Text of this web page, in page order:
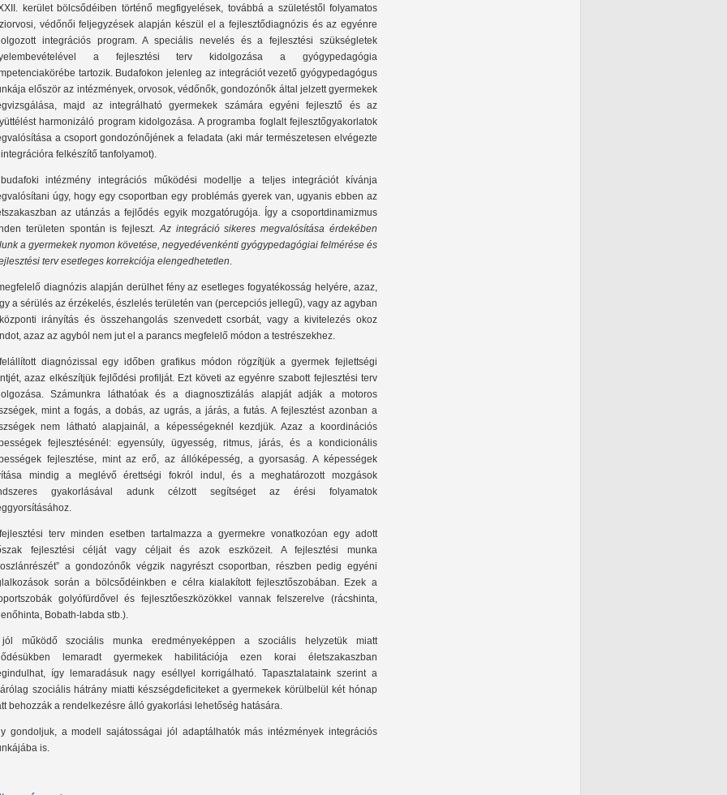
kerület bölcsődéiben történő megfigyelések, továbbá a születéstől folyamatos
védőnői feljegyzések alapján készül el a fejlesztődiagnózis és az egyénre
integrációs program. A speciális nevelés és a fejlesztési szükségletek
a fejlesztési terv kidolgozása a gyógypedagógia
tartozik. Budafokon jelenleg az integrációt vezető gyógypedagógus
először az intézmények, orvosok, védőnők, gondozónők által jelzett gyermekek
majd az integrálható gyermekek számára egyéni fejlesztő és az
harmonizáló program kidolgozása. A programba foglalt fejlesztőgyakorlatok
a csoport gondozónőjének a feladata (aki már természetesen elvégezte
felkészítő tanfolyamot).
intézmény integrációs működési modellje a teljes integrációt kívánja
úgy, hogy egy csoportban egy problémás gyerek van, ugyanis ebben az
az utánzás a fejlődés egyik mozgatórugója. Így a csoportdinamizmus
területen spontán is fejleszt. Az integráció sikeres megvalósítása érdekében
a gyermekek nyomon követése, negyedévenkénti gyógypedagógiai felmérése és
terv esetleges korrekciója elengedhetetlen
diagnózis alapján derülhet fény az esetleges fogyatékosság helyére, azaz,
a sérülés az érzékelés, észlelés területén van (percepciós jellegű), vagy az agyban
irányítás és összehangolás szenvedett csorbát, vagy a kivitelezés okoz
azaz az agyból nem jut el a parancs megfelelő módon a testrészekhez.
diagnózissal egy időben grafikus módon rögzítjük a gyermek fejlettségi
azaz elkészítjük fejlődési profilját. Ezt követi az egyénre szabott fejlesztési terv
Számunkra láthatóak és a diagnosztizálás alapját adják a motoros
mint a fogás, a dobás, az ugrás, a járás, a futás. A fejlesztést azonban a
nem látható alapjainál, a képességeknél kezdjük. Azaz a koordinációs
fejlesztésénél: egyensúly, ügyesség, ritmus, járás, és a kondicionális
fejlesztése, mint az erő, az állóképesség, a gyorsaság. A képességek
mindig a meglévő érettségi fokról indul, és a meghatározott mozgások
gyakorlásával adunk célzott segítséget az érési folyamatok
terv minden esetben tartalmazza a gyermekre vonatkozóan egy adott
fejlesztési célját vagy céljait és azok eszközeit. A fejlesztési munka
a gondozónők végzik nagyrészt csoportban, részben pedig egyéni
során a bölcsődéinkben e célra kialakított fejlesztőszobában. Ezek a
golyófürdővel és fejlesztőeszközökkel vannak felszerelve (rácshinta,
Bobath-labda stb.).
működő szociális munka eredményeképpen a szociális helyzetük miatt
lemaradt gyermekek habilitációja ezen korai életszakaszban
így lemaradásuk nagy eséllyel korrigálható. Tapasztalataink szerint a
szociális hátrány miatti készségdeficiteket a gyermekek körülbelül két hónap
behozzák a rendelkezésre álló gyakorlási lehetőség hatására.
gondoljuk, a modell sajátosságai jól adaptálhatók más intézmények integrációs
is.